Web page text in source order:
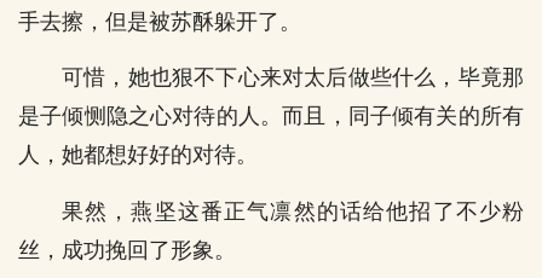
手去擦，但是被苏酥躲开了。
可惜，她也狠不下心来对太后做些什么，毕竟那
是子倾恻隐之心对待的人。而且，同子倾有关的所有
人，她都想好好的对待。
果然，燕坚这番正气凛然的话给他招了不少粉
丝，成功挽回了形象。